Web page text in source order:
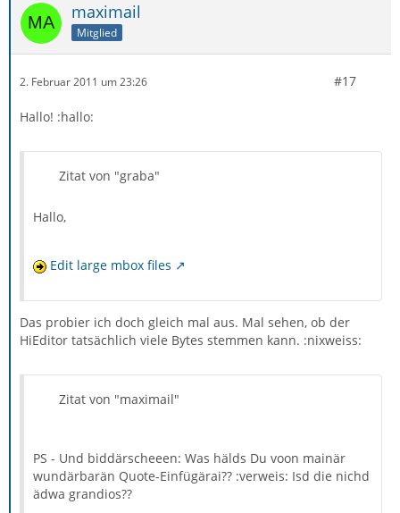
maximail
Mitglied
2. Februar 2011 um 23:26 #17
Hallo! :hallo:
Zitat von "graba"
Hallo,
Edit large mbox files
Das probier ich doch gleich mal aus. Mal sehen, ob der
HiEditor tatsächlich viele Bytes stemmen kann. :nixweiss:
Zitat von "maximail"
PS - Und biddärscheeen: Was hälds Du voon mainär
wundärbarän Quote-Einfügärai?? :verweis: Isd die nichd
ädwa grandios??